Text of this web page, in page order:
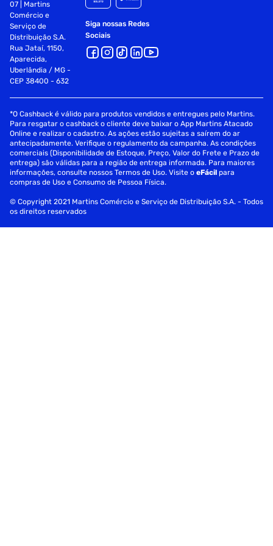
07 | Martins
Comércio e
Serviço de
Distribuição S.A.
Rua Jataí, 1150,
Aparecida,
Uberlândia / MG -
CEP 38400 - 632
Siga nossas Redes
Sociais
*O Cashback é válido para produtos vendidos e entregues pelo Martins.
Para resgatar o cashback o cliente deve baixar o App Martins Atacado
Online e realizar o cadastro. As ações estão sujeitas a saírem do ar
antecipadamente. Verifique o regulamento da campanha. As condições
comerciais (Disponibilidade de Estoque, Preço, Valor do Frete e Prazo de
entrega) são válidas para a região de entrega informada. Para maiores
informações, consulte nossos Termos de Uso. Visite oeFácil para
compras de Uso e Consumo de Pessoa Física.
© Copyright 2021 Martins Comércio e Serviço de Distribuição S.A. - Todos
os direitos reservados